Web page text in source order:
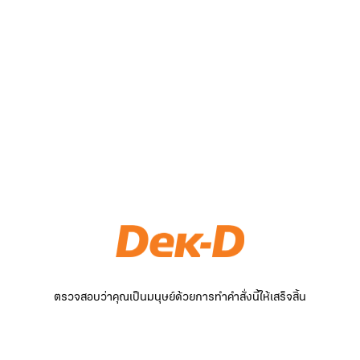
ตรวจสอบว่าคุณเป็นมนุษย์ด้วยการทำคำสั่งนี้ให้เสร็จสิ้น